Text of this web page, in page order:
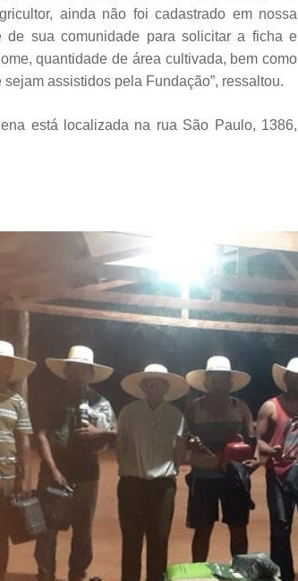
ainda não foi cadastrado em nossa
de sua comunidade para solicitar a ficha e
quantidade de área cultivada, bem como
assistidos pela Fundação”, ressaltou.
está localizada na rua São Paulo, 1386,